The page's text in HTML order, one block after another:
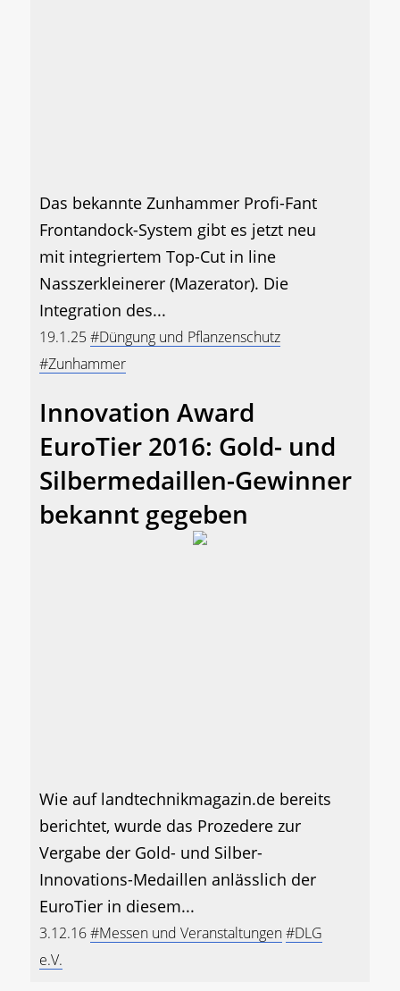
Das bekannte Zunhammer Profi-Fant
Frontandock-System gibt es jetzt neu
mit integriertem Top-Cut in line
Nasszerkleinerer (Mazerator). Die
Integration des...
19.1.25#Düngung und Pflanzenschutz
#Zunhammer
Innovation Award
EuroTier 2016: Gold- und
Silbermedaillen-Gewinner
bekannt gegeben
Wie auf landtechnikmagazin.de bereits
berichtet, wurde das Prozedere zur
Vergabe der Gold- und Silber-
Innovations-Medaillen anlässlich der
EuroTier in diesem...
3.12.16#Messen und Veranstaltungen#DLG
e.V.